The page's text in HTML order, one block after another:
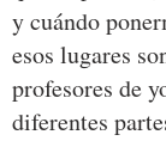
y cuándo
esos lugares
profesores de
diferentes